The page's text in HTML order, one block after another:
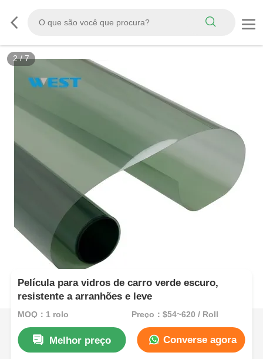
3/7
Película para vidros de carro verde escuro,
resistente a arranhões e leve
MOQ：1 rolo Preço：$54~620 / Roll
Melhor preço Converse agora